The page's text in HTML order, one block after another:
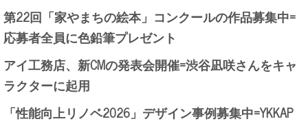
第22回「家やまちの絵本」コンクールの作品募集中=
応募者全員に色鉛筆プレゼント
アイ工務店、新CMの発表会開催=渋谷凪咲さんをキャ
ラクターに起用
「性能向上リノベ2026」デザイン事例募集中=YKKAP